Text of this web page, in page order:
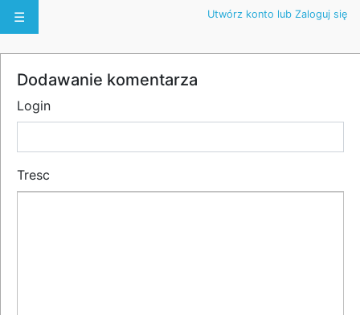
☰ Utwórz konto lub Zaloguj się
Dodawanie komentarza
Login
Tresc